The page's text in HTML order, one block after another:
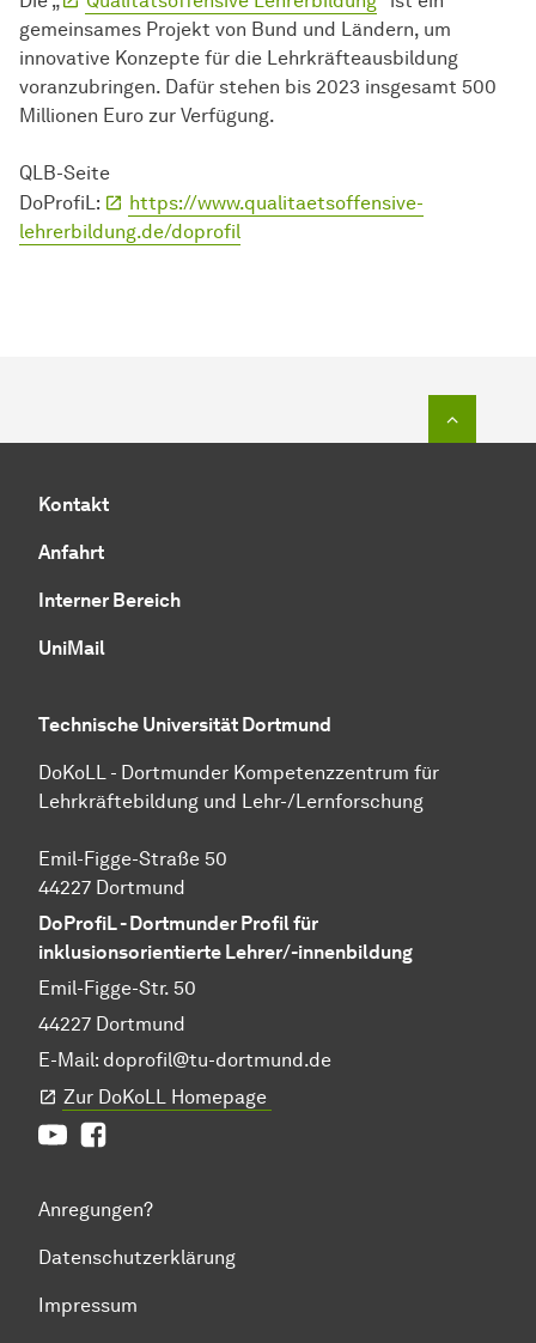
gemeinsames Projekt von Bund und Ländern, um
innovative Konzepte für die Lehrkräfteausbildung
voranzubringen. Dafür stehen bis 2023 insgesamt 500
Millionen Euro zur Verfügung.
QLB-Seite
DoProfiL:
https://www.qualitaetsoffensive-
lehrerbildung.de/doprofil
Kontakt
Anfahrt
Interner Bereich
UniMail
Technische Universität Dortmund
DoKoLL - Dortmunder Kompetenzzentrum für
Lehrkräftebildung und Lehr-/Lernforschung
Emil-Figge-Straße 50
44227 Dortmund
DoProfiL - Dortmunder Profil für
inklusionsorientierte Lehrer/-innenbildung
Emil-Figge-Str. 50
44227 Dortmund
E-Mail: doprofil@tu-dortmund.de
Zur DoKoLL Homepage
Youtube
Anregungen?
Datenschutzerklärung
Impressum